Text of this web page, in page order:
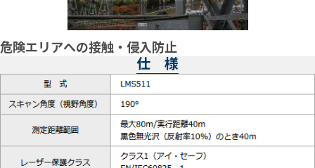
危険エリアへの接触・侵入防止
仕 様